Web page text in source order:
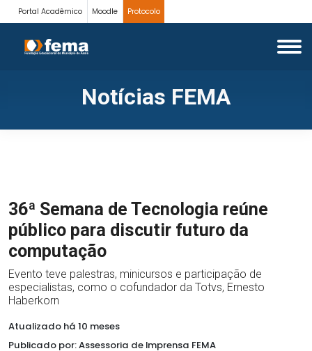
Portal Acadêmico Moodle Protocolo
Notícias FEMA
36ª Semana de Tecnologia reúne
público para discutir futuro da
computação
Evento teve palestras, minicursos e participação de
especialistas, como o cofundador da Totvs, Ernesto
Haberkorn
Atualizado há 10 meses
Publicado por: Assessoria de Imprensa FEMA